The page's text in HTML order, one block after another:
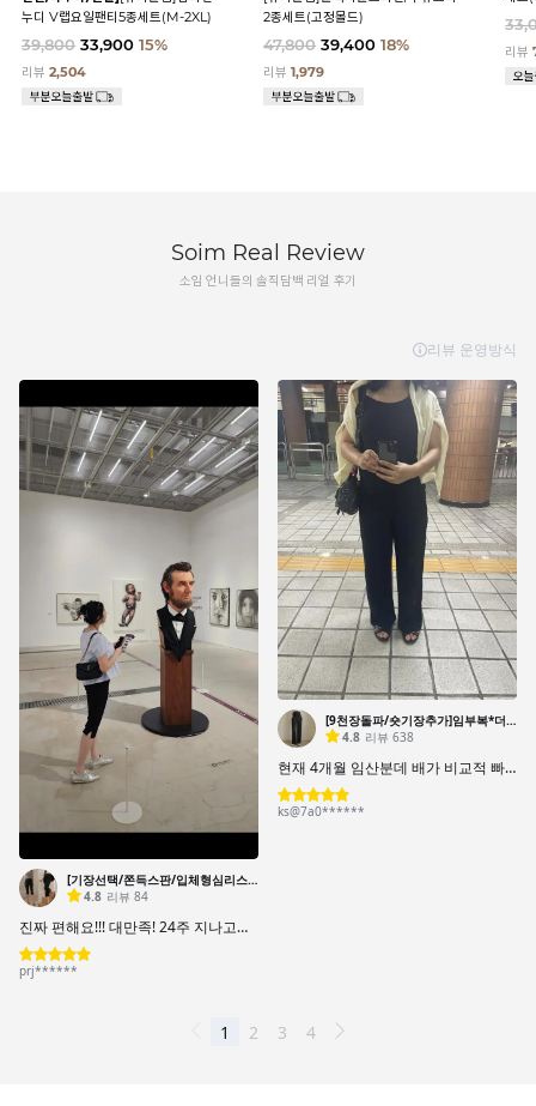
누디 V랩요일팬티5종세트(M-2XL)
39,800 33,900 15%
리뷰 2,504
2종세트(고정몰드)
47,800 39,400 18%
리뷰1,979
리뷰
Soim Real Review
소임 언니들의 솔직담백 리얼 후기